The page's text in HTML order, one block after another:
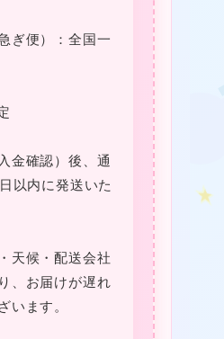
ぎ便）：全国一
金確認）後、通
以内に発送いた
天候・配送会社
、お届けが遅れ
います。